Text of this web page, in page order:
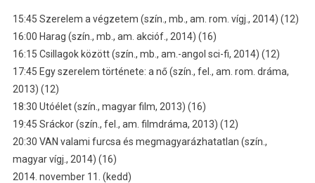
15:45 Szerelem a végzetem (szín., mb., am. rom. vígj., 2014) (12)
16:00 Harag (szín., mb., am. akcióf., 2014) (16)
16:15 Csillagok között (szín., mb., am.-angol sci-fi, 2014) (12)
17:45 Egy szerelem története: a nő (szín., fel., am. rom. dráma,
2013) (12)
18:30 Utóélet (szín., magyar film, 2013) (16)
19:45 Sráckor (szín., fel., am. filmdráma, 2013) (12)
20:30 VAN valami furcsa és megmagyarázhatatlan (szín.,
magyar vígj., 2014) (16)
2014. november 11. (kedd)